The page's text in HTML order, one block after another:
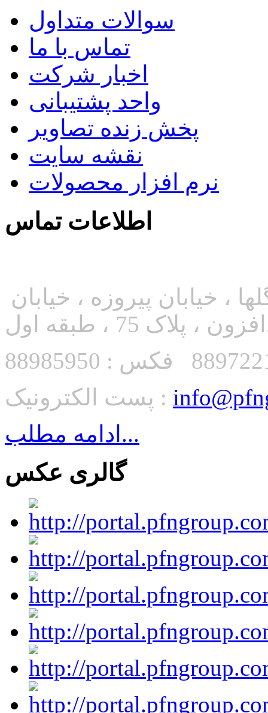
سوالات متداول
تماس با ما
اخبار شرکت
واحد پشتیبانی
پخش زنده تصاویر
نقشه سایت
نرم افزار محصولات
اطلاعات تماس
، پلاک 75 ، طبقه اول
پست الکترونیک :
ادامه مطلب...
گالری عکس